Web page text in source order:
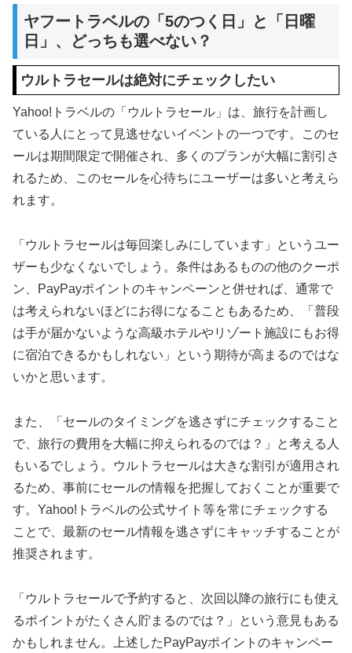
ヤフートラベルの「5のつく日」と「日曜
日」、どっちも選べない？
ウルトラセールは絶対にチェックしたい
Yahoo!トラベルの「ウルトラセール」は、旅行を計画し
ている人にとって見逃せないイベントの一つです。このセ
ールは期間限定で開催され、多くのプランが大幅に割引さ
れるため、このセールを心待ちにユーザーは多いと考えら
れます。
「ウルトラセールは毎回楽しみにしています」というユー
ザーも少なくないでしょう。条件はあるものの他のクーポ
ン、PayPayポイントのキャンペーンと併せれば、通常で
は考えられないほどにお得になることもあるため、「普段
は手が届かないような高級ホテルやリゾート施設にもお得
に宿泊できるかもしれない」という期待が高まるのではな
いかと思います。
また、「セールのタイミングを逃さずにチェックすること
で、旅行の費用を大幅に抑えられるのでは？」と考える人
もいるでしょう。ウルトラセールは大きな割引が適用され
るため、事前にセールの情報を把握しておくことが重要で
す。Yahoo!トラベルの公式サイト等を常にチェックする
ことで、最新のセール情報を逃さずにキャッチすることが
推奨されます。
「ウルトラセールで予約すると、次回以降の旅行にも使え
るポイントがたくさん貯まるのでは？」という意見もある
かもしれません。上述したPayPayポイントのキャンペー